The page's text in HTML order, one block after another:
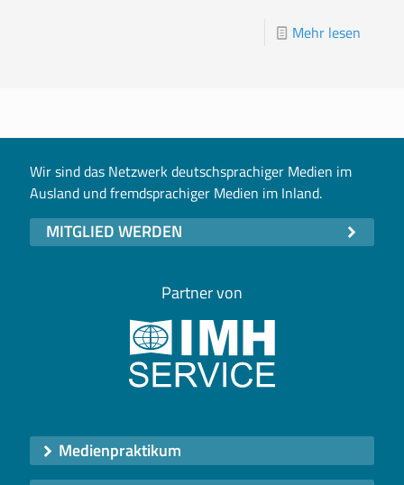
Mehr lesen
Wir sind das Netzwerk deutschsprachiger Medien im
Ausland und fremdsprachiger Medien im Inland.
MITGLIED WERDEN
Partner von
Medienpraktikum